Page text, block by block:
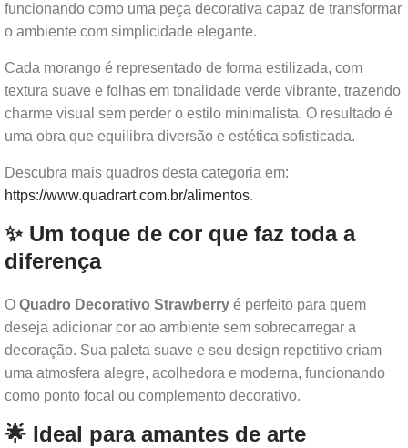
funcionando como uma peça decorativa capaz de transformar
o ambiente com simplicidade elegante.
Cada morango é representado de forma estilizada, com
textura suave e folhas em tonalidade verde vibrante, trazendo
charme visual sem perder o estilo minimalista. O resultado é
uma obra que equilibra diversão e estética sofisticada.
Descubra mais quadros desta categoria em:
https://www.quadrart.com.br/alimentos.
✨ Um toque de cor que faz toda a
diferença
O Quadro Decorativo Strawberry é perfeito para quem
deseja adicionar cor ao ambiente sem sobrecarregar a
decoração. Sua paleta suave e seu design repetitivo criam
uma atmosfera alegre, acolhedora e moderna, funcionando
como ponto focal ou complemento decorativo.
🌟 Ideal para amantes de arte